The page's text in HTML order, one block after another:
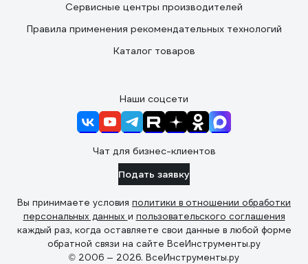
Сервисные центры производителей
Правила применения рекомендательных технологий
Каталог товаров
Наши соцсети
Чат для бизнес-клиентов
Подать заявку
Вы принимаете условия политики в отношении обработки
персональных данных и пользовательского соглашения
каждый раз, когда оставляете свои данные в любой форме
обратной связи на сайте ВсеИнструменты.ру
© 2006 — 2026. ВсеИнструменты.ру